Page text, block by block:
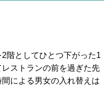
階としてひとつ下がった1
ストランの前を過ぎた先
による男女の入れ替えは